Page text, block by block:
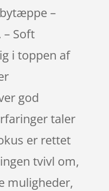
–
– Soft
i toppen af
god
taler
er rettet
tvivl om,
muligheder,